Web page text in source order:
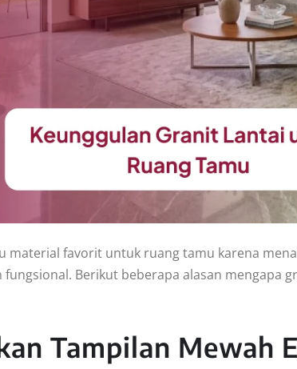
material favorit untuk ruang tamu karena
Berikut beberapa alasan mengapa
Tampilan Mewah